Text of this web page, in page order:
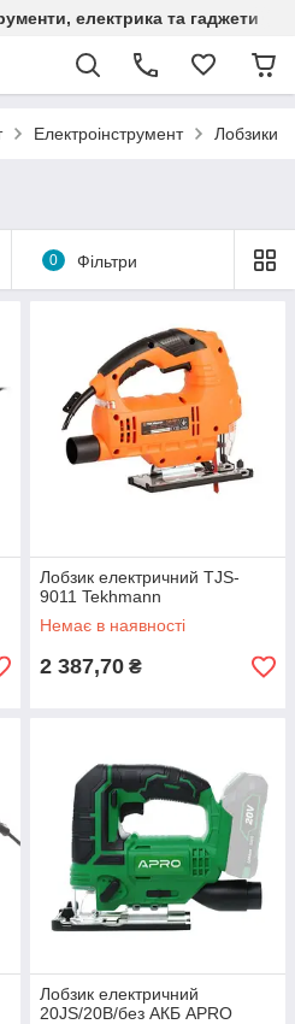
електрика та гаджети
Електроінструмент Лобзики
0 Фільтри
Лобзик електричний TJS-
9011 Tekhmann
Немає в наявності
2 387,70 ₴
Лобзик електричний
20JS/20B/без АКБ APRO